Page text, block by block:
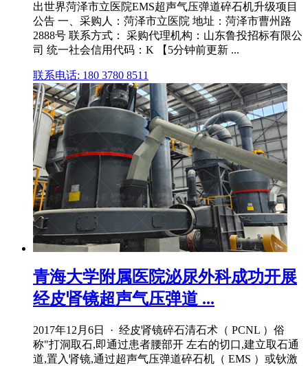
出世界菏泽市立医院EMS超声气压弹道碎石机升级项目
公告 一、采购人：菏泽市立医院 地址：菏泽市曹州路
2888号 联系方式： 采购代理机构：山东鲁投招标有限公
司 统一社会信用代码：K 【5分钟前更新 ...
联系电话: 180 3780 8511
青海大学附属医院泌尿外科成功开展
经皮肾镜超声气压弹道 ...
2017年12月6日 · 经皮肾镜碎石清石术（ PCNL ）俗
称"打洞取石,即通过患者腰部开 左右的切口,建立取石通
道,置入肾镜,通过超声气压弹道碎石机（ EMS ）或钬激